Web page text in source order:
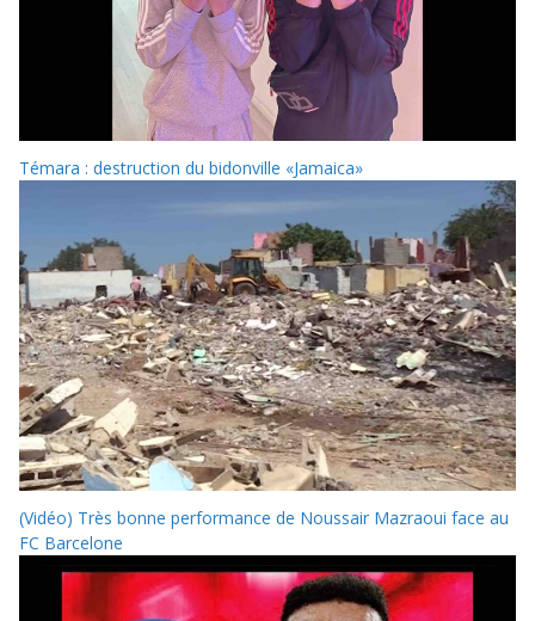
Témara : destruction du bidonville «Jamaica»
(Vidéo) Très bonne performance de Noussair Mazraoui face au
FC Barcelone